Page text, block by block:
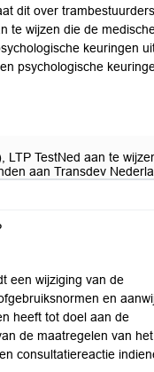
dit over
te wijzen die de
keuringen
psychologische
TestNed aan te
aan Transdev
een wijziging van de
en
heeft tot doel aan de
de maatregelen van het
consultatiereactie